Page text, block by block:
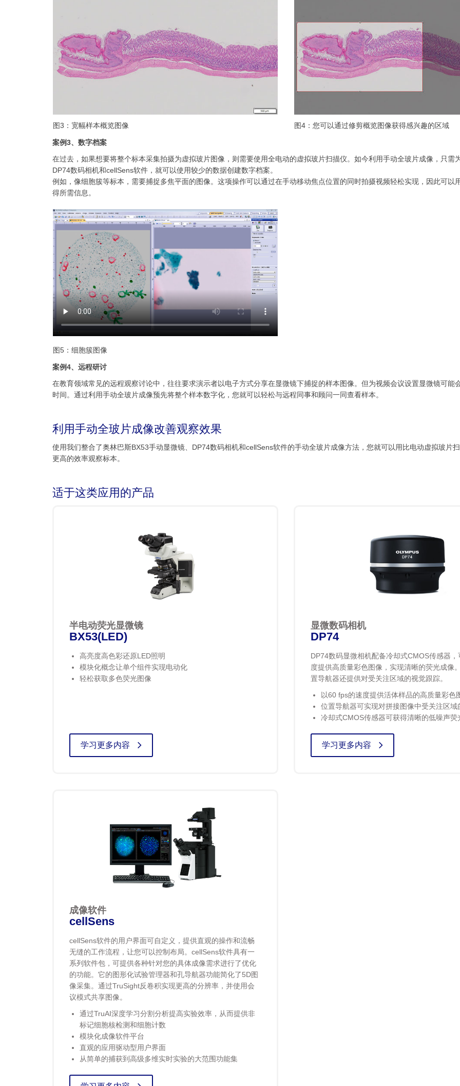
图3：宽幅样本概览图像 图4：您可以通过修剪概览图像获得感兴趣的区域
案例3、数字档案
在过去，如果想要将整个标本采集拍摄为虚拟玻片图像，则需要使用全电动的虚拟玻片扫描仪。如今利用手动全玻片成像，只需
DP74数码相机和cellSens软件，就可以使用较少的数据创建数字档案。
例如，像细胞簇等标本，需要捕捉多焦平面的图像。这项操作可以通过在手动移动焦点位置的同时拍摄视频轻松实现，因此可以
得所需信息。
图5：细胞簇图像
案例4、远程研讨
在教育领域常见的远程观察讨论中，往往要求演示者以电子方式分享在显微镜下捕捉的样本图像。但为视频会议设置显微镜可能
时间。通过利用手动全玻片成像预先将整个样本数字化，您就可以轻松与远程同事和顾问一同查看样本。
利用手动全玻片成像改善观察效果
使用我们整合了奥林巴斯BX53手动显微镜、DP74数码相机和cellSens软件的手动全玻片成像方法，您就可以用比电动虚拟玻片
更高的效率观察标本。
适于这类应用的产品
半电动荧光显微镜
BX53(LED)
高亮度高色彩还原LED照明
模块化概念让单个组件实现电动化
轻松获取多色荧光图像
学习更多内容
显微数码相机
DP74
DP74数码显微相机配备冷却式CMOS传感器
度提供高质量彩色图像，实现清晰的荧光成像
置导航器还提供对受关注区域的视觉跟踪。
以60 fps的速度提供活体样品的高质量彩色
位置导航器可实现对拼接图像中受关注区域
冷却式CMOS传感器可获得清晰的低噪声荧
学习更多内容
成像软件
cellSens
cellSens软件的用户界面可自定义，提供直观的操作和流畅
无缝的工作流程，让您可以控制布局。cellSens软件具有一
系列软件包，可提供各种针对您的具体成像需求进行了优化
的功能。它的图形化试验管理器和孔导航器功能简化了5D图
像采集。通过TruSight反卷积实现更高的分辨率，并使用会
议模式共享图像。
通过TruAI深度学习分割分析提高实验效率，从而提供非
标记细胞核检测和细胞计数
模块化成像软件平台
直观的应用驱动型用户界面
从简单的捕获到高级多维实时实验的大范围功能集